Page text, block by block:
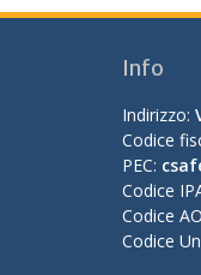
Info
Indirizzo:
Codice
PEC:
Codice
Codice
Codice